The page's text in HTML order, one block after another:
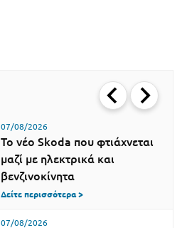
07/08/2026
Το νέο Skoda που φτιάχνεται
μαζί με ηλεκτρικά και
βενζινοκίνητα
Δείτε περισσότερα >
07/08/2026